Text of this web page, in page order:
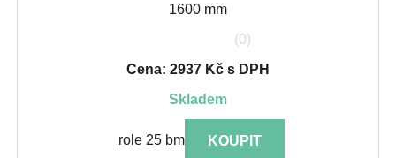
1600 mm
(0)
Cena: 2937 Kč s DPH
skladem
role 25 bm KOUPIT